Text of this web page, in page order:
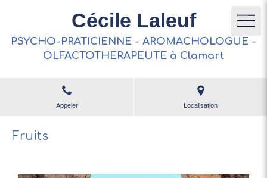
Cécile Laleuf
PSYCHO-PRATICIENNE - AROMACHOLOGUE -
OLFACTOTHERAPEUTE à Clamart
Appeler Localisation
Fruits